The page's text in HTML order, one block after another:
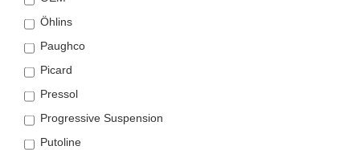
Öhlins
Paughco
Picard
Pressol
Progressive Suspension
Putoline